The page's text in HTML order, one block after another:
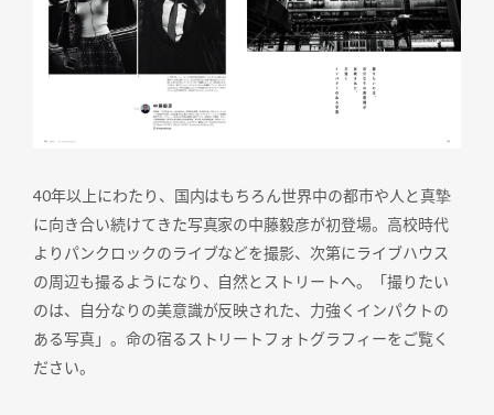
40年以上にわたり、国内はもちろん世界中の都市や人と真摯
に向き合い続けてきた写真家の中藤毅彦が初登場。高校時代
よりパンクロックのライブなどを撮影、次第にライブハウス
の周辺も撮るようになり、自然とストリートへ。「撮りたい
のは、自分なりの美意識が反映された、力強くインパクトの
ある写真」。命の宿るストリートフォトグラフィーをご覧く
ださい。